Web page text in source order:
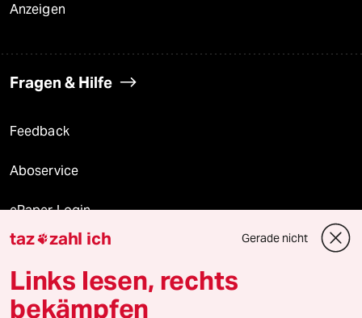
Anzeigen
Fragen & Hilfe
Feedback
Aboservice
ePaper Login
Downloads für Abonnierende
taz zahl ich Gerade nicht
Links lesen, rechts
bekämpfen